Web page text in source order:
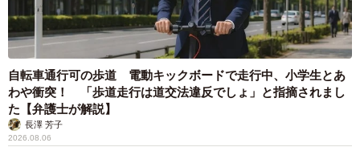
自転車通行可の歩道 電動キックボードで走行中、小学生とあ
わや衝突！ 「歩道走行は道交法違反でしょ」と指摘されまし
た【弁護士が解説】
長澤 芳子
2026.08.06